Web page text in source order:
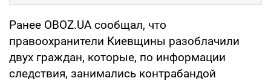
Ранее OBOZ.UA сообщал, что
правоохранители Киевщины разоблачили
двух граждан, которые, по информации
следствия, занимались контрабандой